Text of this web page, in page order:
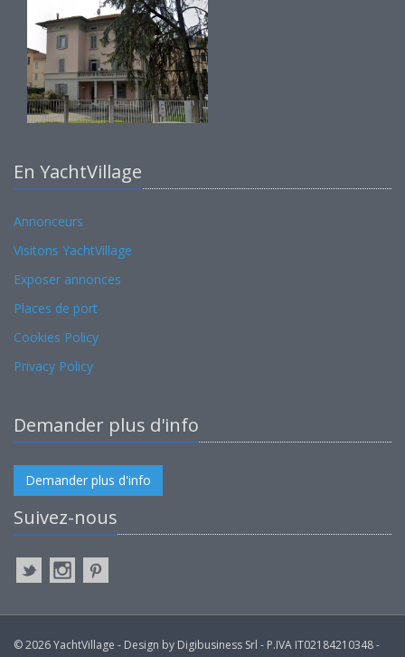
En YachtVillage
Annonceurs
Visitons YachtVillage
Exposer annonces
Places de port
Cookies Policy
Privacy Policy
Demander plus d'info
Demander plus d'info
Suivez-nous
© 2026 YachtVillage - Design by Digibusiness Srl - P.IVA IT02184210348 -